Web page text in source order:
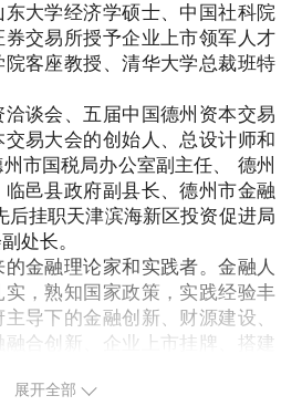
你提供帮助。愿意与您交流。
，请把你的问题更具体化。毕
解决一个小问题。请把你的问
做更精细的准备，提升见面效
东大学经济学硕士、中国社科院
交易所授予企业上市领军人才
客座教授、清华大学总裁班特
谈会、五届中国德州资本交易
易大会的创始人、总设计师和
市国税局办公室副主任、 德州
邑县政府副县长、德州市金融
后挂职天津滨海新区投资促进局
处长。
金融理论家和实践者。金融人
实，熟知国家政策，实践经验丰
导下的金融创新、财源建设、
合创新、企业上市挂牌、搭建
近百家企业上市、新三板及区域
展开全部